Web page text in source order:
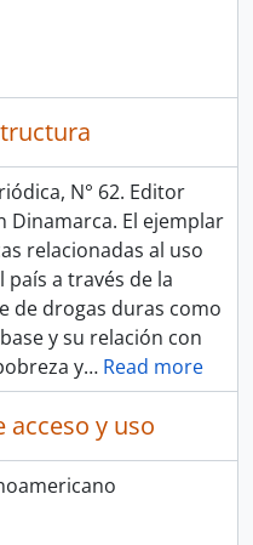
N° 62. Editor
Dinamarca. El ejemplar
relacionadas al uso
país a través de la
de drogas duras como
y su relación con
y… Read more
acceso y uso